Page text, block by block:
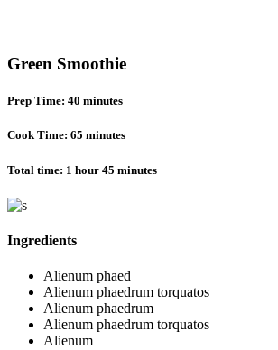
Green Smoothie
Prep Time: 40 minutes
Cook Time: 65 minutes
Total time: 1 hour 45 minutes
Ingredients
Alienum phaed
Alienum phaedrum torquatos
Alienum phaedrum
Alienum phaedrum torquatos
Alienum